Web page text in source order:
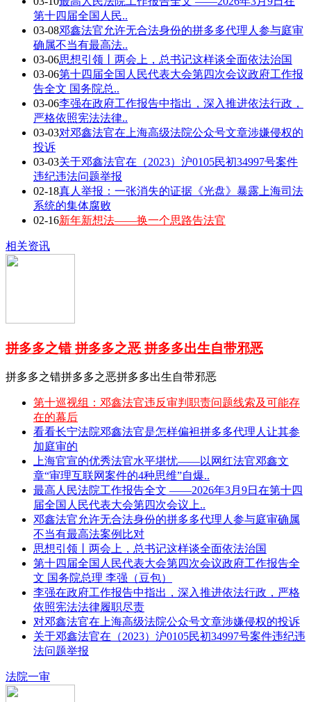
第十四届全国人民..
03-08邓鑫法官允许无合法身份的拼多多代理人参与庭审
确属不当有最高法..
03-06思想引领丨两会上，总书记这样谈全面依法治国
03-06第十四届全国人民代表大会第四次会议政府工作报
告全文 国务院总..
03-06李强在政府工作报告中指出，深入推进依法行政，
严格依照宪法法律..
03-03对邓鑫法官在上海高级法院公众号文章涉嫌侵权的
投诉
03-03关于邓鑫法官在（2023）沪0105民初34997号案件
违纪违法问题举报
02-18真人举报：一张消失的证据《光盘》暴露上海司法
系统的集体腐败
02-16新年新想法——换一个思路告法官
相关资讯
拼多多之错 拼多多之恶 拼多多出生自带邪恶
拼多多之错拼多多之恶拼多多出生自带邪恶
第十巡视组：邓鑫法官违反审判职责问题线索及可能存
在的幕后
看看长宁法院邓鑫法官是怎样偏袒拼多多代理人让其参
加庭审的
上海官宣的优秀法官水平堪忧——以网红法官邓鑫文
章“审理互联网案件的4种思维”自爆..
最高人民法院工作报告全文 ——2026年3月9日在第十四
届全国人民代表大会第四次会议上..
邓鑫法官允许无合法身份的拼多多代理人参与庭审确属
不当有最高法案例比对
思想引领丨两会上，总书记这样谈全面依法治国
第十四届全国人民代表大会第四次会议政府工作报告全
文 国务院总理 李强（豆包）
李强在政府工作报告中指出，深入推进依法行政，严格
依照宪法法律履职尽责
对邓鑫法官在上海高级法院公众号文章涉嫌侵权的投诉
关于邓鑫法官在（2023）沪0105民初34997号案件违纪违
法问题举报
法院一审